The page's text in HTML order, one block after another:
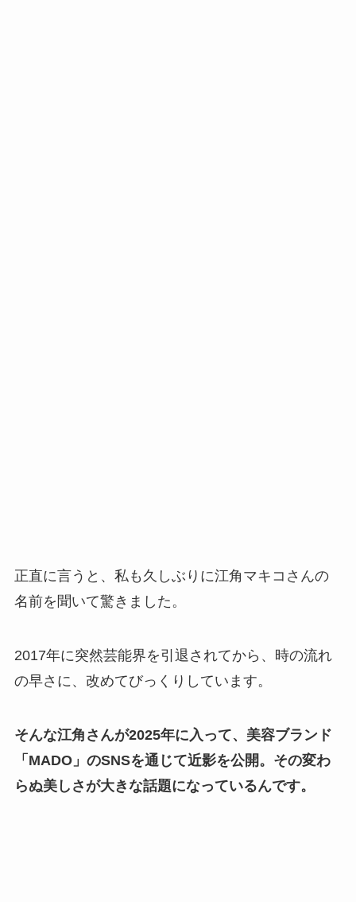
正直に言うと、私も久しぶりに江角マキコさんの
名前を聞いて驚きました。
2017年に突然芸能界を引退されてから、時の流れ
の早さに、改めてびっくりしています。
そんな江角さんが2025年に入って、美容ブランド
「MADO」のSNSを通じて近影を公開。その変わ
らぬ美しさが大きな話題になっているんです。